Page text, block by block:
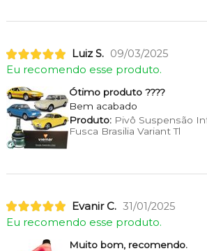
Luiz S. 09/03/2025
Eu recomendo esse produto.
Ótimo produto ????
Bem acabado
Produto:Pivô Suspensão
Fusca Brasilia Variant Tl
Evanir C. 31/01/2025
Eu recomendo esse produto.
Muito bom, recomendo.